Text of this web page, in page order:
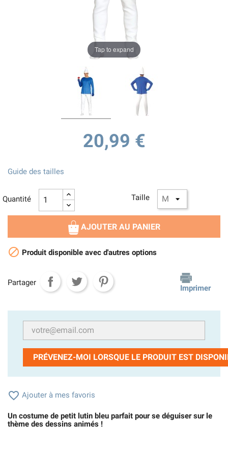
Tap to expand
20,99 €
Taille
Guide des tailles
Quantité
AJOUTER AU PANIER
 Produit disponible avec d'autres options
Partager
Imprimer
PRÉVENEZ-MOI LORSQUE LE PRODUIT EST
 Ajouter à mes favoris
Un costume de petit lutin bleu parfait pour se déguiser sur le
thème des dessins animés !